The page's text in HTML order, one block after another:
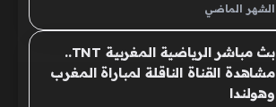
الشهر الماضي
بث مباشر الرياضية المغربية TNT..
مشاهدة القناة الناقلة لمباراة المغرب
وهولندا